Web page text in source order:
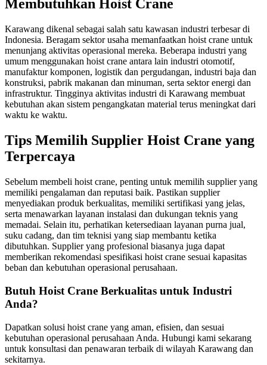
Membutuhkan Hoist Crane
Karawang dikenal sebagai salah satu kawasan industri terbesar di
Indonesia. Beragam sektor usaha memanfaatkan hoist crane untuk
menunjang aktivitas operasional mereka. Beberapa industri yang
umum menggunakan hoist crane antara lain industri otomotif,
manufaktur komponen, logistik dan pergudangan, industri baja dan
konstruksi, pabrik makanan dan minuman, serta sektor energi dan
infrastruktur. Tingginya aktivitas industri di Karawang membuat
kebutuhan akan sistem pengangkatan material terus meningkat dari
waktu ke waktu.
Tips Memilih Supplier Hoist Crane yang
Terpercaya
Sebelum membeli hoist crane, penting untuk memilih supplier yang
memiliki pengalaman dan reputasi baik. Pastikan supplier
menyediakan produk berkualitas, memiliki sertifikasi yang jelas,
serta menawarkan layanan instalasi dan dukungan teknis yang
memadai. Selain itu, perhatikan ketersediaan layanan purna jual,
suku cadang, dan tim teknisi yang siap membantu ketika
dibutuhkan. Supplier yang profesional biasanya juga dapat
memberikan rekomendasi spesifikasi hoist crane sesuai kapasitas
beban dan kebutuhan operasional perusahaan.
Butuh Hoist Crane Berkualitas untuk Industri
Anda?
Dapatkan solusi hoist crane yang aman, efisien, dan sesuai
kebutuhan operasional perusahaan Anda. Hubungi kami sekarang
untuk konsultasi dan penawaran terbaik di wilayah Karawang dan
sekitarnya.